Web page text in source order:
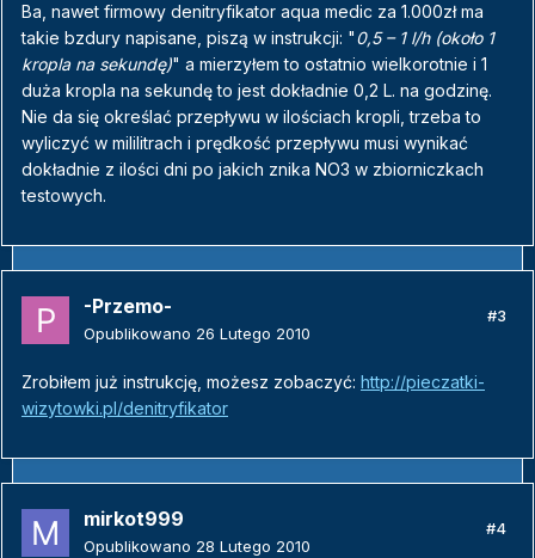
Ba, nawet firmowy denitryfikator aqua medic za 1.000zł ma
takie bzdury napisane, piszą w instrukcji: "0,5 – 1 l/h (około 1
kropla na sekundę)" a mierzyłem to ostatnio wielkorotnie i 1
duża kropla na sekundę to jest dokładnie 0,2 L. na godzinę.
Nie da się określać przepływu w ilościach kropli, trzeba to
wyliczyć w mililitrach i prędkość przepływu musi wynikać
dokładnie z ilości dni po jakich znika NO3 w zbiorniczkach
testowych.
-Przemo-
Opublikowano 26 Lutego 2010
#3
Zrobiłem już instrukcję, możesz zobaczyć: http://pieczatki-
wizytowki.pl/denitryfikator
mirkot999
Opublikowano 28 Lutego 2010
#4